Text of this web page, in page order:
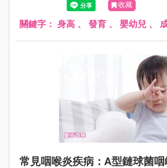
收藏
關鍵字： 身高 、 發育 、 嬰幼兒 、
常見咽喉炎疾病：A型鏈球菌咽